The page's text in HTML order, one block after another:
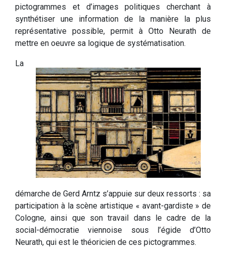
pictogrammes et d’images politiques cherchant à
synthétiser une information de la manière la plus
représentative possible, permit à Otto Neurath de
mettre en oeuvre sa logique de systématisation.
La
démarche de Gerd Arntz s’appuie sur deux ressorts : sa
participation à la scène artistique « avant-gardiste » de
Cologne, ainsi que son travail dans le cadre de la
social-démocratie viennoise sous l’égide d’Otto
Neurath, qui est le théoricien de ces pictogrammes.